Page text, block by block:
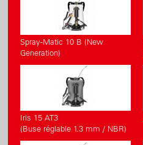
Spray-Matic 10 B (New
Generation)
Iris 15 AT3
(Buse réglable 1.3 mm / NBR)